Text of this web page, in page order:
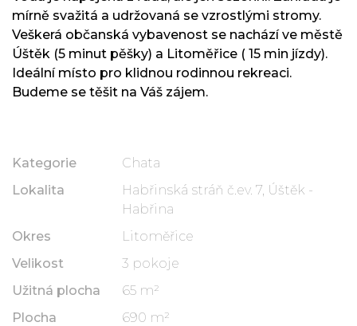
mírně svažitá a udržovaná se vzrostlými stromy.
Veškerá občanská vybavenost se nachází ve městě
Úštěk (5 minut pěšky) a Litoměřice ( 15 min jízdy).
Ideální místo pro klidnou rodinnou rekreaci.
Budeme se těšit na Váš zájem.
Kategorie
Chata
Lokalita
Habřinská stráň č.ev. 7, Úštěk -
Habřina
Okres
Litoměřice
Velikost
3 pokoje
Užitná plocha
65 m²
Plocha
690 m²